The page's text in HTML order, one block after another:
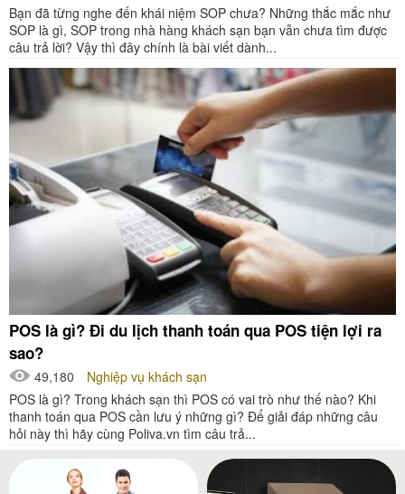
Bạn đã từng nghe đến khái niệm SOP chưa? Những thắc mắc như
SOP là gì, SOP trong nhà hàng khách sạn bạn vẫn chưa tìm được
câu trả lời? Vậy thì đây chính là bài viết dành...
POS là gì? Đi du lịch thanh toán qua POS tiện lợi ra
sao?
49,180
Nghiệp vụ khách sạn
POS là gì? Trong khách sạn thì POS có vai trò như thế nào? Khi
thanh toán qua POS cần lưu ý những gì? Để giải đáp những câu
hỏi này thì hãy cùng Poliva.vn tìm câu trả...